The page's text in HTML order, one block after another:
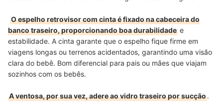
O espelho retrovisor com cinta é fixado na cabeceira do
banco traseiro, proporcionando boa durabilidade e
estabilidade. A cinta garante que o espelho fique firme em
viagens longas ou terrenos acidentados, garantindo uma visão
clara do bebê. Bom diferencial para pais ou mães que viajam
sozinhos com os bebês.
A ventosa, por sua vez, adere ao vidro traseiro por sucção.